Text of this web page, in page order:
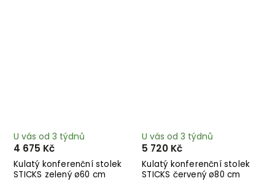
Kulatý konferenční stolek
STICKS zelený ø60 cm
U vás od 3 týdnů
4 675 Kč
Kulatý konferenční stolek
STICKS červený ø80 cm
U vás od 3 týdnů
5 720 Kč